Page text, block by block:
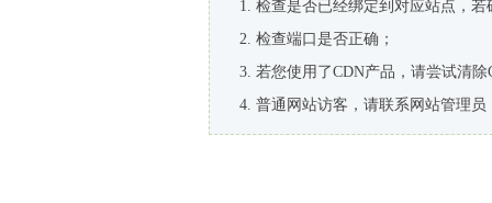
检查是否已经绑定到对应站点，
检查端口是否正确；
若您使用了CDN产品，请尝试清除
普通网站访客，请联系网站管理员